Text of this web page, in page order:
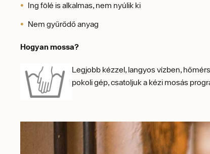
Ing fölé is alkalmas, nem nyúlik ki
Nem gyűrődő anyag
Hogyan mossa?
Legjobb kézzel, langyos vízben,
pokoli gép, csatoljuk a kézi mosás